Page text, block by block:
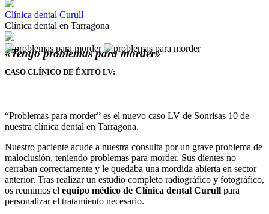
Clínica dental Curull
Clínica dental en Tarragona
«Tengo problemas para morder»
CASO CLÍNICO DE ÉXITO LV:
“Problemas para morder” es el nuevo caso LV de Sonrisas 10 de
nuestra clínica dental en Tarragona.
Nuestro paciente acude a nuestra consulta por un grave problema de
maloclusión, teniendo problemas para morder. Sus dientes no
cerraban correctamente y le quedaba una mordida abierta en sector
anterior. Tras realizar un estudio completo radiográfico y fotográfico,
os reunimos el equipo médico de Clínica dental Curull para
personalizar el tratamiento necesario.